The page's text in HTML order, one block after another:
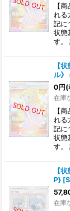
【
れる
記に
状態
す。
【
ル
0円(
在庫
【
れる
記に
状態
す。
【
P}
在庫